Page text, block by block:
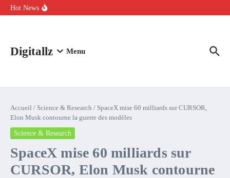
Aller au contenu
Hot News
Comment l’IA simplifie la data de caisse pour la transformer en
Digitallz Menu
Accueil / Science & Research / SpaceX mise 60 milliards sur CURSOR,
Elon Musk contourne la guerre des modèles
Science & Research
SpaceX mise 60 milliards sur
CURSOR, Elon Musk contourne